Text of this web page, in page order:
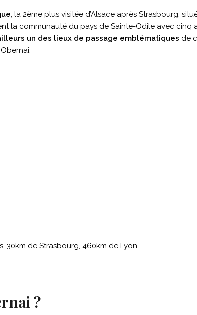
, la 2ème plus visitée d’Alsace après Strasbourg,
la communauté du pays de Sainte-Odile avec cinq
un des lieux de passage emblématiques de
30km de Strasbourg, 460km de Lyon.
?